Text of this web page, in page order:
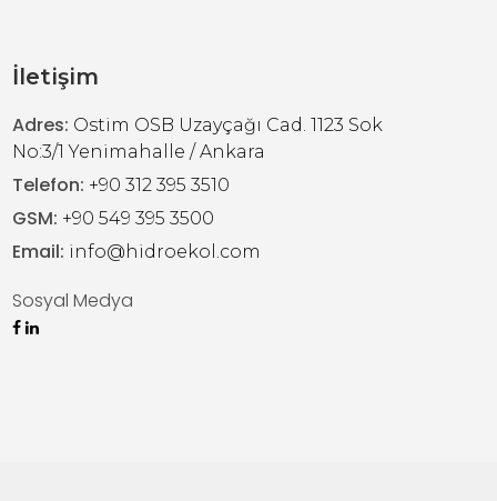
İletişim
Adres: Ostim OSB Uzayçağı Cad. 1123 Sok
No:3/1 Yenimahalle / Ankara
Telefon: +90 312 395 3510
GSM: +90 549 395 3500
Email: info@hidroekol.com
Sosyal Medya